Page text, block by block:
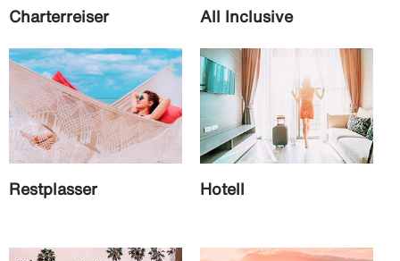
Charterreiser All Inclusive
Restplasser Hotell